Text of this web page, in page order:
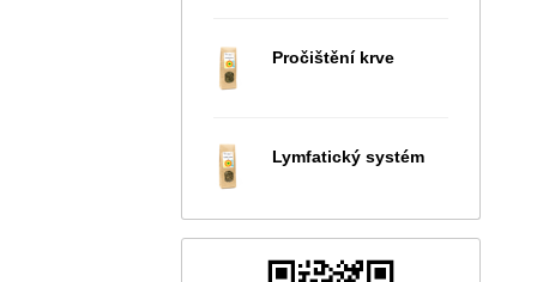
Pročištění krve
Lymfatický systém